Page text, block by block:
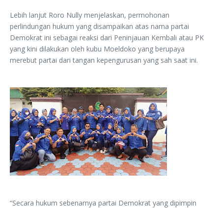
Lebih lanjut Roro Nully menjelaskan, permohonan
perlindungan hukum yang disampaikan atas nama partai
Demokrat ini sebagai reaksi dari Peninjauan Kembali atau PK
yang kini dilakukan oleh kubu Moeldoko yang berupaya
merebut partai dari tangan kepengurusan yang sah saat ini.
“Secara hukum sebenarnya partai Demokrat yang dipimpin